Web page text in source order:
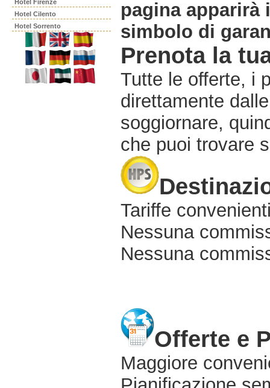
Hotel Firenze
Hotel Cilento
Hotel Sorrento
pagina apparirà
simbolo di
Prenota la
Tutte le offerte, i
direttamente
soggiornare,
che puoi trovare
Tariffe
Nessuna
Nessuna
Offerte e
Maggiore